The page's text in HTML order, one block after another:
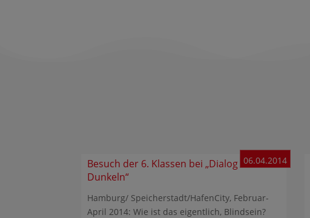
Besuch der 6. Klassen bei „Dialog im
Dunkeln“
06.04.2014
Hamburg/ Speicherstadt/HafenCity, Februar-
April 2014: Wie ist das eigentlich, Blindsein?